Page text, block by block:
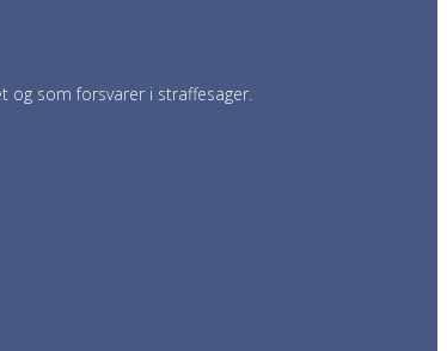
og som forsvarer i straffesager.